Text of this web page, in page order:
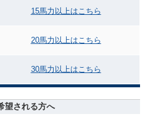
15馬力以上はこちら
20馬力以上はこちら
30馬力以上はこちら
望される方へ